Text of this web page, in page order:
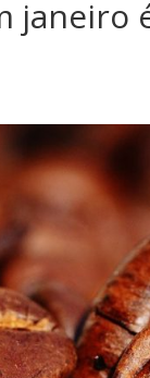
janeiro